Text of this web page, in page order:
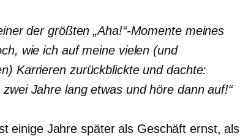
der größten „Aha!“-Momente meines
wie ich auf meine vielen (und
Karrieren zurückblickte und dachte:
zwei Jahre lang etwas und höre dann auf!“
einige Jahre später als Geschäft ernst, als